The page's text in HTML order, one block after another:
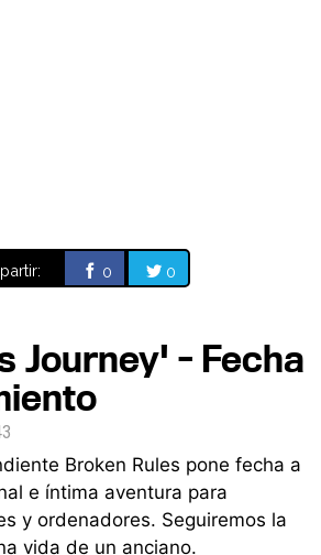
0 0
Journey' - Fecha
Broken Rules pone fecha a
e íntima aventura para
y ordenadores. Seguiremos la
vida de un anciano.